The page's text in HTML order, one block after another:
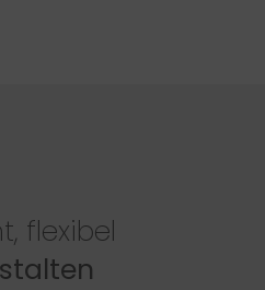
flexibel